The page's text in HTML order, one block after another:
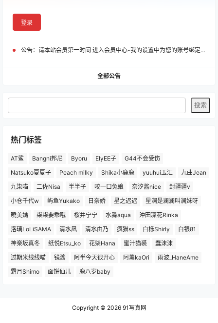
登录
公告： 请本站会员第一时间 进入会员中心-我的设置中为您的账号绑定邮箱!
全部公告
热门标签
AT鲨 Bangni邦尼 Byoru ElyEE子
G44不会受伤
Natsuko夏夏子
Peach milky Shika小鹿鹿 yuuhui玉汇
九曲Jean
九柒喵
二佐Nisa 半半子 咬一口兔娘 奈汐酱nice
封疆疆v
小仓千代w
屿鱼Yukako 日奈娇 星之迟迟
星澜是澜澜叫澜妹呀
曉美媽
柒柒要乖哦 桜井宁宁 水淼aqua
沖田凜花Rinka
洛璃LoLiSAMA
清水凪 清水由乃 疯猫ss 白栎Shirly
白银81
神楽坂真冬
纸悦Etsu_ko 花柒Hana 蜜汁猫裘
蠢沫沫
过期米线线喵
镜酱 阿半今天很开心 阿薰kaOri
雨波_HaneAme
霜月Shimo
面饼仙儿 鹿八岁baby
Copyright © 202691写真网